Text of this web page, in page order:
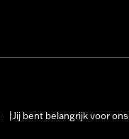
Jij bent belangrijk voor ons